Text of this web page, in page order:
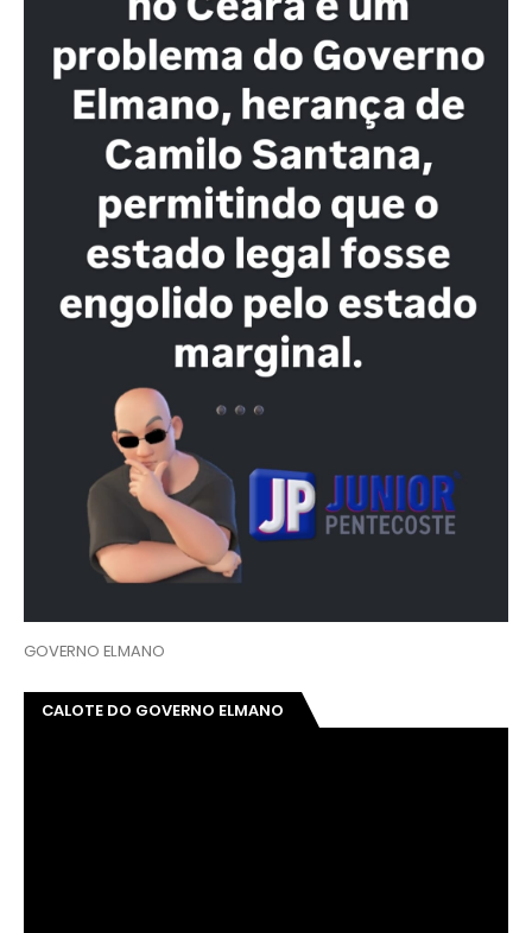
GOVERNO ELMANO
CALOTE DO GOVERNO ELMANO